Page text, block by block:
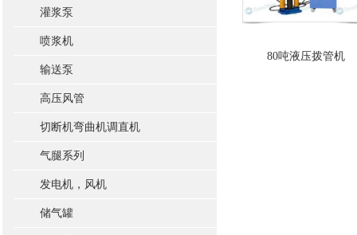
灌浆泵
喷浆机
输送泵
高压风管
切断机弯曲机调直机
气腿系列
发电机，风机
储气罐
80吨液压拨管机